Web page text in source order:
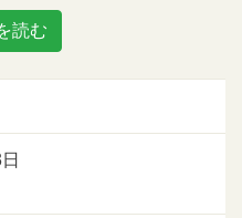
読む